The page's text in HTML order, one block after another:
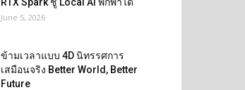
June 5, 2026
ข้ามเวลาแบบ 4D นิทรรศการ
เสมือนจริง Better World, Better
Future